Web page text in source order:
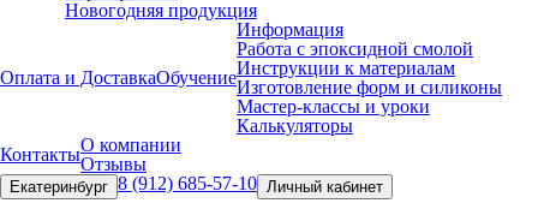
Новогодняя продукция
Оплата и ДоставкаОбучение
Информация
Работа с эпоксидной смолой
Инструкции к материалам
Изготовление форм и силиконы
Мастер-классы и уроки
Калькуляторы
КонтактыО компании
Отзывы
Екатеринбург 8 (912) 685-57-10 Личный кабинет